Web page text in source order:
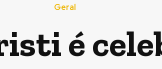
Geral
é